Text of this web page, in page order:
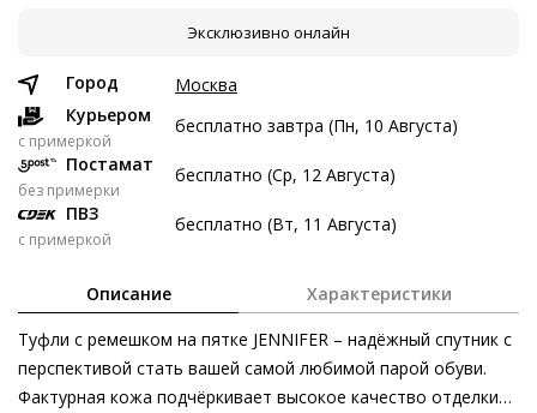
23 авг
6 сен
Без переплат
Долями
Разделите стоимость покупки
Заплатите сейчас только часть, а оставшееся будем
Эксклюзивно онлайн
Город
Москва
Курьером
c примеркой
бесплатно завтра (Пн, 10 Августа)
Постамат
без примерки
бесплатно (Ср, 12 Августа)
ПВЗ
с примеркой
бесплатно (Вт, 11 Августа)
Описание Характеристики
Туфли с ремешком на пятке JENNIFER – надёжный спутник с
перспективой стать вашей самой любимой парой обуви.
Фактурная кожа подчёркивает высокое качество отделки